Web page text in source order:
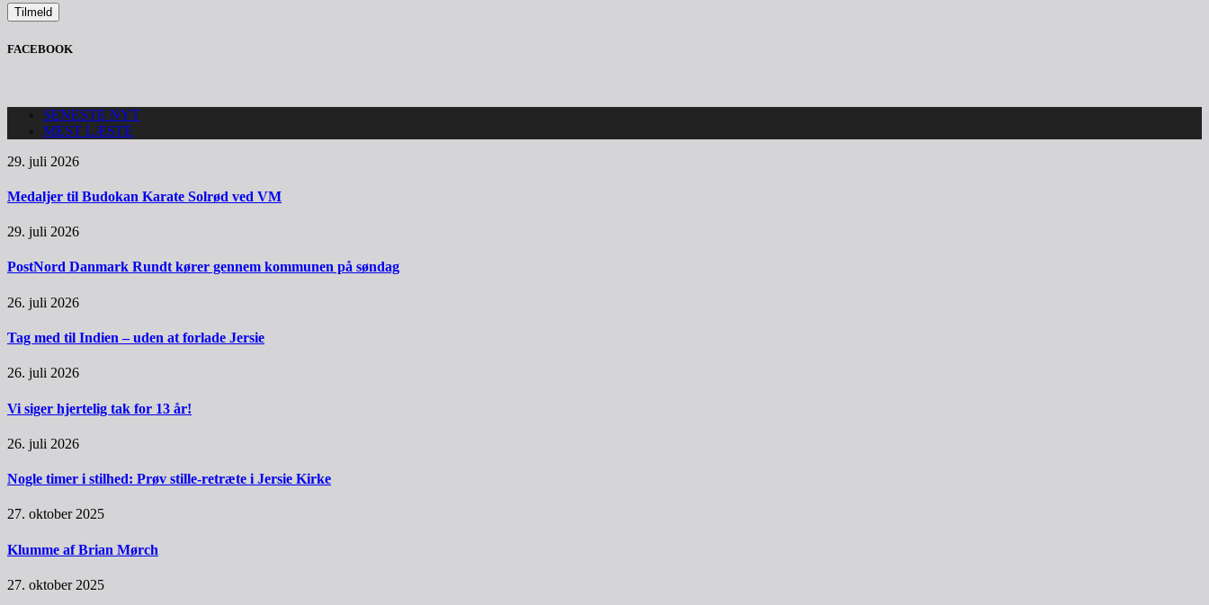
FACEBOOK
SENESTE NYT
MEST LÆSTE
29. juli 2026
Medaljer til Budokan Karate Solrød ved VM
29. juli 2026
PostNord Danmark Rundt kører gennem kommunen på søndag
26. juli 2026
Tag med til Indien – uden at forlade Jersie
26. juli 2026
Vi siger hjertelig tak for 13 år!
26. juli 2026
Nogle timer i stilhed: Prøv stille-retræte i Jersie Kirke
27. oktober 2025
Klumme af Brian Mørch
27. oktober 2025